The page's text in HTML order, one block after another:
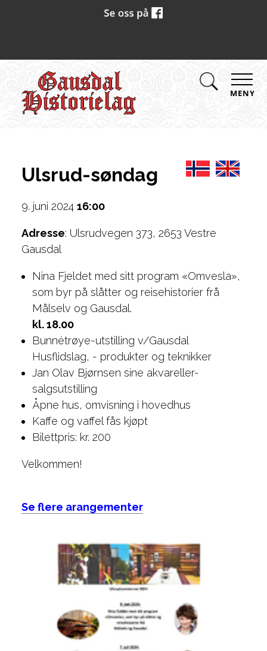
MENY
Ulsrud-søndag
9. juni 2024 16:00
Adresse: Ulsrudvegen 373, 2653 Vestre
Gausdal
Nina Fjeldet med sitt program «Omvesla»,
som byr på slåtter og reisehistorier frå
Målselv og Gausdal.
kl. 18.00
Bunnétrøye-utstilling v/Gausdal
Husflidslag, - produkter og teknikker
Jan Olav Bjørnsen sine akvareller-
salgsutstilling
Åpne hus, omvisning i hovedhus
Kaffe og vaffel fås kjøpt
Bilettpris: kr. 200
Velkommen!
Se flere arangementer